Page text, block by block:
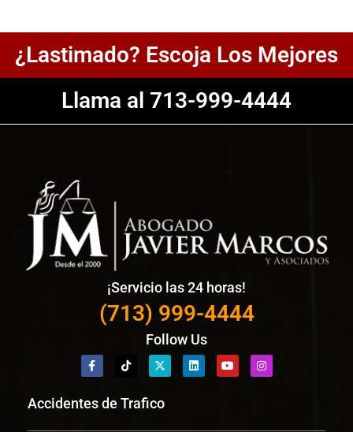
¿Lastimado? Escoja Los Mejores
Llama al 713-999-4444
¡Servicio las 24 horas!
(713) 999-4444
Follow Us
Accidentes de Trafico